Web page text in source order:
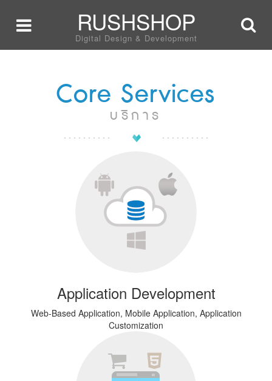
RUSHSHOP
Digital Design & Development
Core Services
บริการ
Application Development
Web-Based Application, Mobile Application, Application
Customization